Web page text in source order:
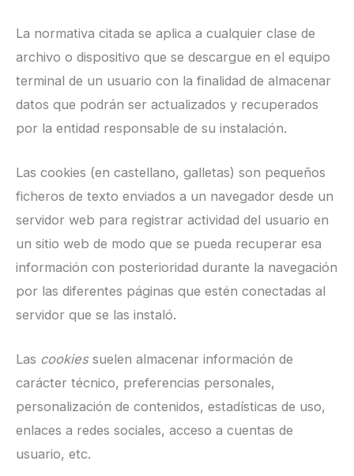
La normativa citada se aplica a cualquier clase de
archivo o dispositivo que se descargue en el equipo
terminal de un usuario con la finalidad de almacenar
datos que podrán ser actualizados y recuperados
por la entidad responsable de su instalación.
Las cookies (en castellano, galletas) son pequeños
ficheros de texto enviados a un navegador desde un
servidor web para registrar actividad del usuario en
un sitio web de modo que se pueda recuperar esa
información con posterioridad durante la navegación
por las diferentes páginas que estén conectadas al
servidor que se las instaló.
Las cookiessuelen almacenar información de
carácter técnico, preferencias personales,
personalización de contenidos, estadísticas de uso,
enlaces a redes sociales, acceso a cuentas de
usuario, etc.